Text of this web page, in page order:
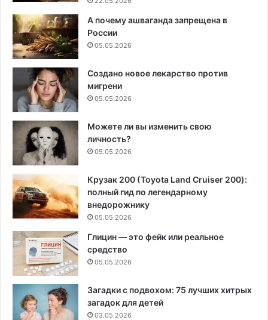
А почему ашваганда запрещена в
России
05.05.2026
Создано новое лекарство против
мигрени
05.05.2026
Можете ли вы изменить свою
личность?
05.05.2026
Крузак 200 (Toyota Land Cruiser 200):
полный гид по легендарному
внедорожнику
05.05.2026
Глицин — это фейк или реальное
средство
05.05.2026
Загадки с подвохом: 75 лучших хитрых
загадок для детей
03.05.2026